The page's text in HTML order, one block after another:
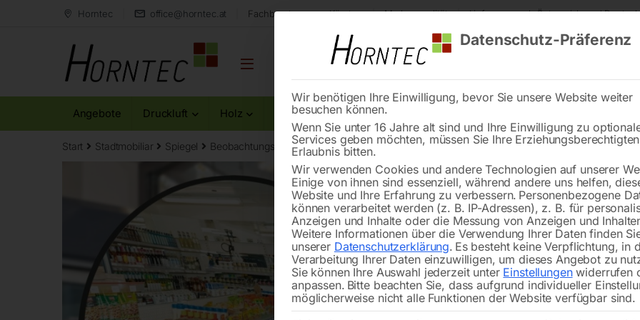
Horntec office@horntec.at Fachberatung aus Kärnten Markenqualität Lieferung nach Österreich und
Angebote Druckluft Holz Metall Reinigung
Start Stadtmobiliar Spiegel Beobachtungsspiegel DETEKTIV ECO 500 mm
🔍
€84,00
inkl. MwSt. zzgl.Versandkosten
Datenschutz-Präferenz
Wir benötigen Ihre Einwilligung, bevor Sie unsere Website weiter
besuchen können.
Wenn Sie unter 16 Jahre alt sind und Ihre Einwilligung zu
Services geben möchten, müssen Sie Ihre
Erlaubnis bitten.
Wir verwenden Cookies und andere Technologien auf unserer
Einige von ihnen sind essenziell, während andere uns helfen,
Website und Ihre Erfahrung zu verbessern. Personenbezogene
können verarbeitet werden (z. B. IP-Adressen), z. B. für
Anzeigen und Inhalte oder die Messung von Anzeigen und
Weitere Informationen über die Verwendung Ihrer Daten finden
unserer Datenschutzerklärung. Es besteht keine Verpflichtung, in
Verarbeitung Ihrer Daten einzuwilligen, um dieses Angebot zu
Sie können Ihre Auswahl jederzeit unter Einstellungenwiderrufen
anpassen. Bitte beachten Sie, dass aufgrund individueller
möglicherweise nicht alle Funktionen der Website verfügbar sind.